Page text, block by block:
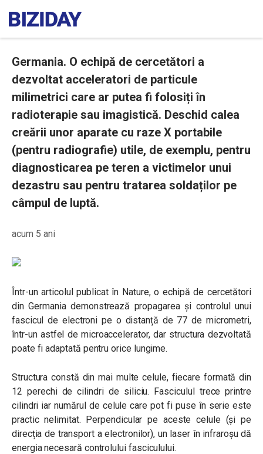
Germania. O echipă de cercetători a
dezvoltat acceleratori de particule
milimetrici care ar putea fi folosiți în
radioterapie sau imagistică. Deschid calea
creării unor aparate cu raze X portabile
(pentru radiografie) utile, de exemplu, pentru
diagnosticarea pe teren a victimelor unui
dezastru sau pentru tratarea soldaților pe
câmpul de luptă.
acum 5 ani
Într-un articolul publicat în Nature, o echipă de cercetători
din Germania demonstrează propagarea și controlul unui
fascicul de electroni pe o distanță de 77 de micrometri,
într-un astfel de microaccelerator, dar structura dezvoltată
poate fi adaptată pentru orice lungime.
Structura constă din mai multe celule, fiecare formată din
12 perechi de cilindri de siliciu. Fasciculul trece printre
cilindri iar numărul de celule care pot fi puse în serie este
practic nelimitat. Perpendicular pe aceste celule (și pe
direcția de transport a electronilor), un laser în infraroșu dă
energia necesară controlului fasciculului.